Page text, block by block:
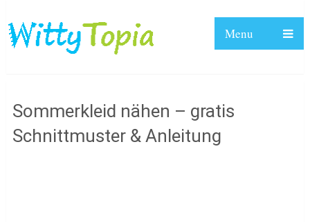
Menu
Sommerkleid nähen – gratis
Schnittmuster & Anleitung